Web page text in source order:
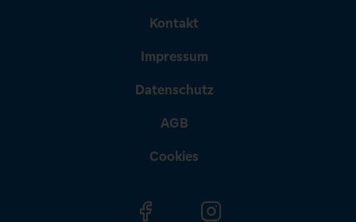
Kontakt
Impressum
Datenschutz
AGB
Cookies